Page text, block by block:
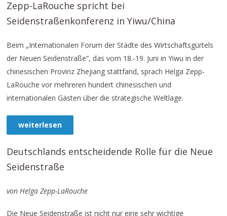
Zepp-LaRouche spricht bei
Seidenstraßenkonferenz in Yiwu/China
Beim „Internationalen Forum der Städte des Wirtschaftsgürtels
der Neuen Seidenstraße“, das vom 18.-19. Juni in Yiwu in der
chinesischen Provinz Zhejiang stattfand, sprach Helga Zepp-
LaRouche vor mehreren hundert chinesischen und
internationalen Gästen über die strategische Weltlage.
weiterlesen
Deutschlands entscheidende Rolle für die Neue
Seidenstraße
von Helga Zepp-LaRouche
Die Neue Seidenstraße ist nicht nur eine sehr wichtige